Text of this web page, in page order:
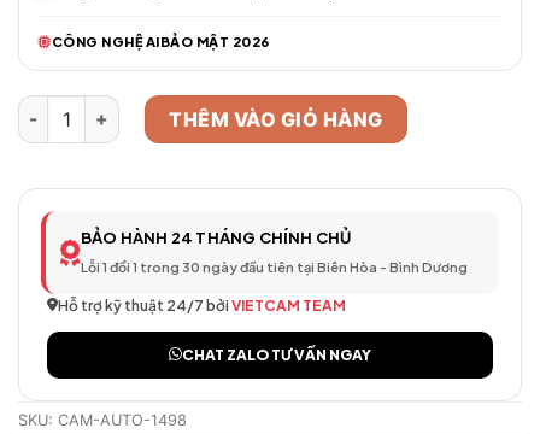
CÔNG NGHỆ AIBẢO MẬT 2026
Camera WiFi Thông Minh Model 499 – Full HD số lượng
THÊM VÀO GIỎ HÀNG
BẢO HÀNH 24 THÁNG CHÍNH CHỦ
Lỗi 1 đổi 1 trong 30 ngày đầu tiên tại Biên Hòa - Bình Dương
Hỗ trợ kỹ thuật 24/7 bởi VIETCAM TEAM
CHAT ZALO TƯ VẤN NGAY
SKU: CAM-AUTO-1498